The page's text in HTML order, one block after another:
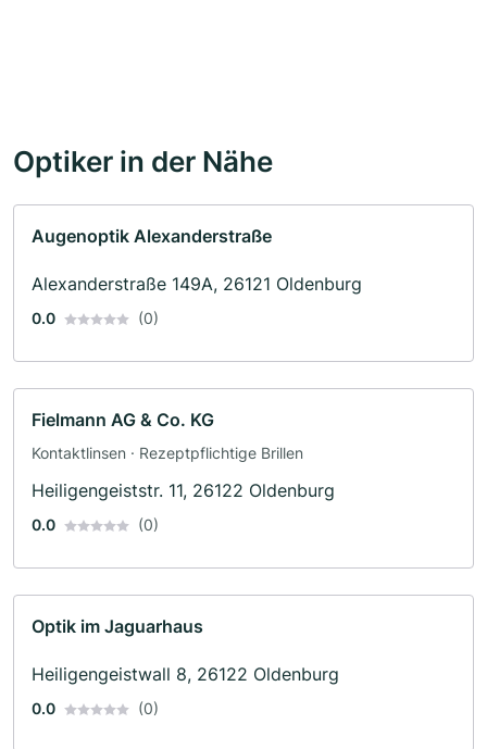
Optiker in der Nähe
Augenoptik Alexanderstraße
Alexanderstraße 149A, 26121 Oldenburg
0.0 (0)
Fielmann AG & Co. KG
Kontaktlinsen · Rezeptpflichtige Brillen
Heiligengeiststr. 11, 26122 Oldenburg
0.0 (0)
Optik im Jaguarhaus
Heiligengeistwall 8, 26122 Oldenburg
0.0 (0)